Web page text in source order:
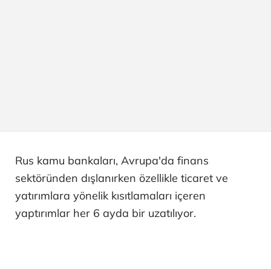
Rus kamu bankaları, Avrupa'da finans
sektöründen dışlanırken özellikle ticaret ve
yatırımlara yönelik kısıtlamaları içeren
yaptırımlar her 6 ayda bir uzatılıyor.